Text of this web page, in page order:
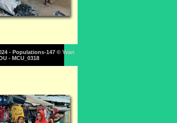
- Populations-147 © Yvan
- MCU_0318